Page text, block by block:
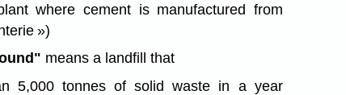
where cement is manufactured from
»)
means a landfill that
5,000 tonnes of solid waste in a year